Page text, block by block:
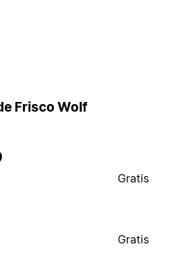
Frisco Wolf
Gratis
Gratis